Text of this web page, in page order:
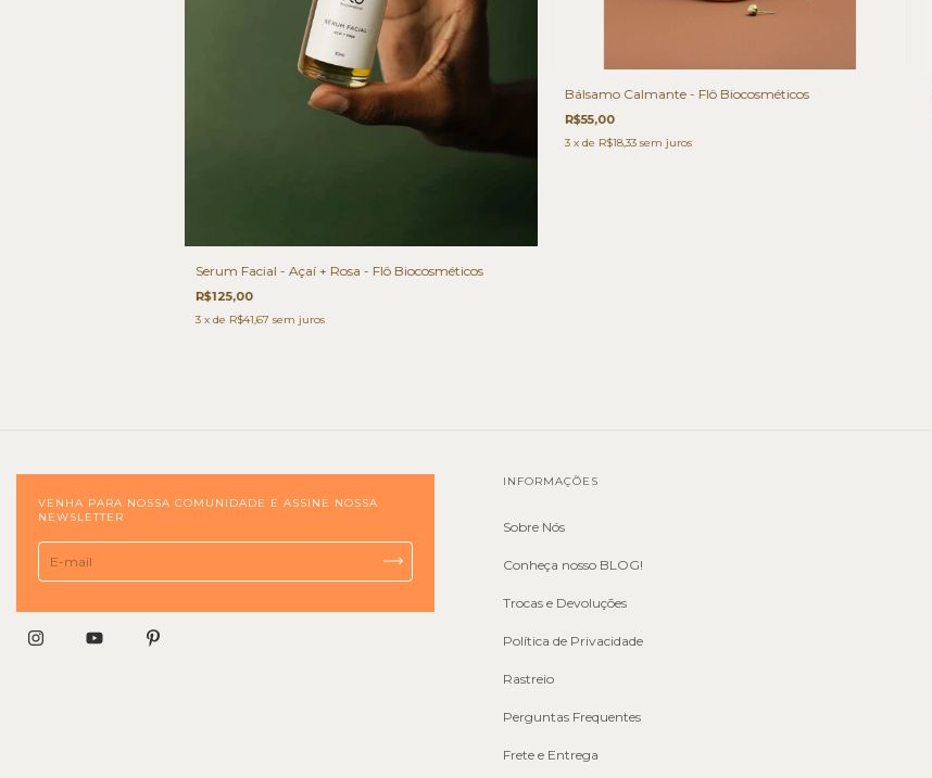
Serum Facial - Açaí + Rosa - Flô Biocosméticos
R$125,00
3 x de R$41,67 sem juros
Bálsamo Calmante - Flô Biocosméticos
R$55,00
3 x de R$18,33 sem juros
VENHA PARA NOSSA COMUNIDADE E ASSINE NOSSA
NEWSLETTER
INFORMAÇÕES
Sobre Nós
Conheça nosso BLOG!
Trocas e Devoluções
Política de Privacidade
Rastreio
Perguntas Frequentes
Frete e Entrega